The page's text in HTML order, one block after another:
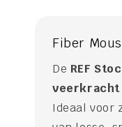
Fiber
De REF
veerkracht
Ideaal voor